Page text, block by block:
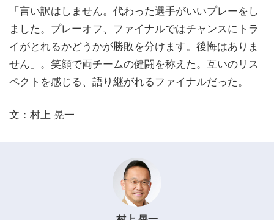
「言い訳はしません。代わった選手がいいプレーをし
ました。プレーオフ、ファイナルではチャンスにトラ
イがとれるかどうかが勝敗を分けます。後悔はありま
せん」。笑顔で両チームの健闘を称えた。互いのリス
ペクトを感じる、語り継がれるファイナルだった。
文：村上 晃一